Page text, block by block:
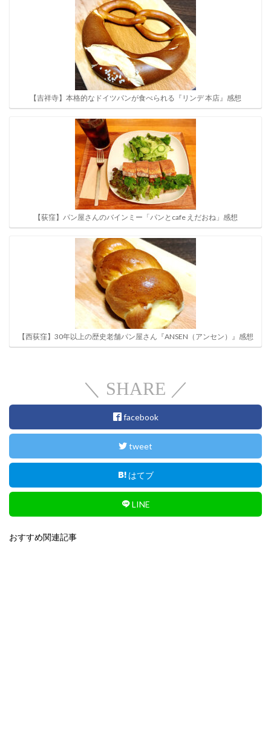
【吉祥寺】本格的なドイツパンが食べられる『リンデ 本店』感想
【荻窪】パン屋さんのバインミー「パンとcafe えだおね」感想
【西荻窪】30年以上の歴史老舗パン屋さん『ANSEN（アンセン）』感想
＼ SHARE ／
facebook
tweet
はてブ
LINE
おすすめ関連記事